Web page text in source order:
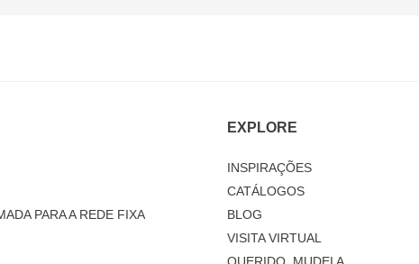
PARA A REDE FIXA
EXPLORE
INSPIRAÇÕES
CATÁLOGOS
BLOG
VISITA VIRTUAL